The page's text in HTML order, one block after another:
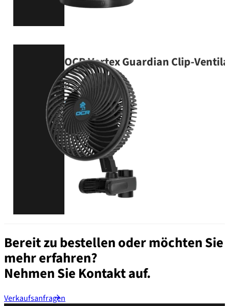
OCR Vortex Guardian Clip-
Ø 15.2 cm
PRODUKT ANSEHEN
Bereit zu bestellen oder möchten Sie
mehr erfahren?
Nehmen Sie Kontakt auf.
Verkaufsanfragen